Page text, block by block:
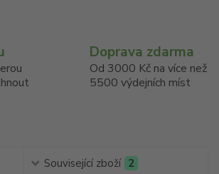
Doprava zdarma
Od 3000 Kč na více než
5500 výdejních míst
Související zboží 2